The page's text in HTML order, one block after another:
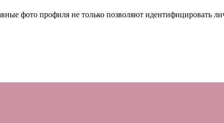
фото профиля не только позволяют идентифицировать